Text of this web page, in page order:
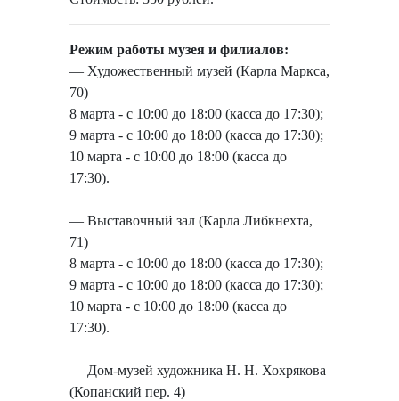
Режим работы музея и филиалов:
— Художественный музей (Карла Маркса,
70)
8 марта - с 10:00 до 18:00 (касса до 17:30);
9 марта - с 10:00 до 18:00 (касса до 17:30);
10 марта - с 10:00 до 18:00 (касса до
17:30).
— Выставочный зал (Карла Либкнехта,
71)
8 марта - с 10:00 до 18:00 (касса до 17:30);
9 марта - с 10:00 до 18:00 (касса до 17:30);
10 марта - с 10:00 до 18:00 (касса до
17:30).
— Дом-музей художника Н. Н. Хохрякова
(Копанский пер. 4)